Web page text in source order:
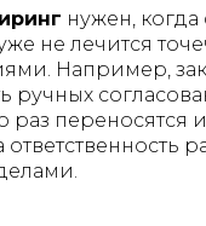
нужен, когда
не лечится
Например,
ручных
раз переносятся
ответственность